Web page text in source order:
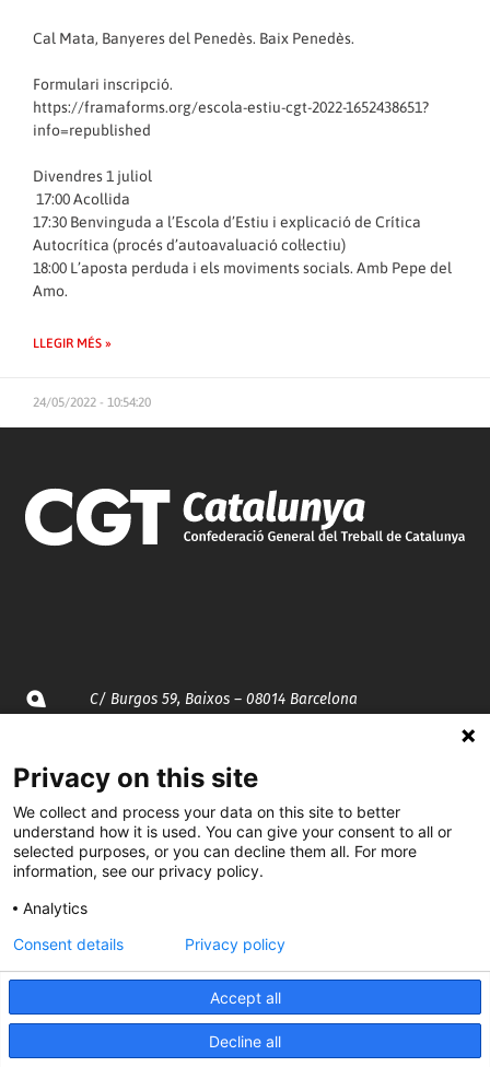
Cal Mata, Banyeres del Penedès. Baix Penedès.
Formulari inscripció.
https://framaforms.org/escola-estiu-cgt-2022-1652438651?
info=republished
Divendres 1 juliol
17:00 Acollida
17:30 Benvinguda a l’Escola d’Estiu i explicació de Crítica
Autocrítica (procés d’autoavaluació col·lectiu)
18:00 L’aposta perduda i els moviments socials. Amb Pepe del
Amo.
LLEGIR MÉS »
24/05/2022 - 10:54:20
C/ Burgos 59, Baixos – 08014 Barcelona
935 120 481
@CGTCatalunya
cgtcatalunya
Privacy on this site
We collect and process your data on this site to better
understand how it is used. You can give your consent to all or
selected purposes, or you can decline them all. For more
information, see our privacy policy.
Analytics
Accept all
Decline all
Consent details Privacy policy